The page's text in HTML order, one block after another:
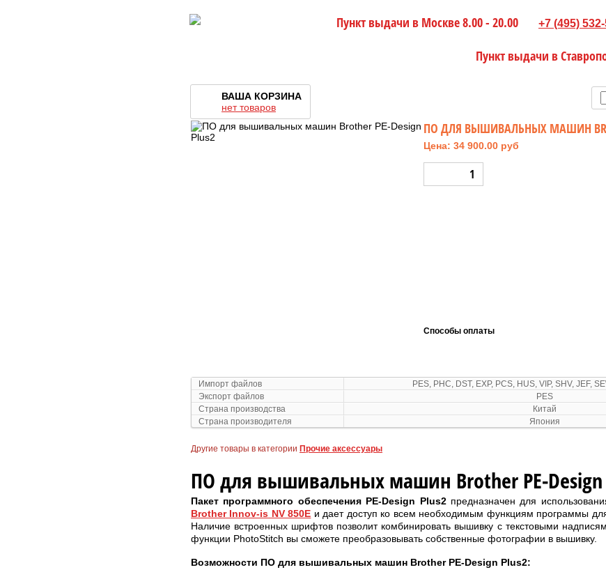
Пункт выдачи в Москве 8.00 - 20.00 +7 (495)
Пункт выдачи в
ВАША КОРЗИНА
нет товаров
ПО ДЛЯ ВЫШИВАЛЬНЫХ МАШИН
Цена: 34 900.00 руб
Способы оплаты
Импорт файлов
PES, PHC, DST, EXP, PCS, HUS, VIP, SHV, JEF,
Экспорт файлов
PES
Страна производства
Китай
Страна производителя
Япония
Другие товары в категории Прочие аксессуары
ПО для вышивальных машин Brother PE-Design
Пакет программного обеспечения PE-Design Plus2предназначен для
Brother Innov-is NV 850E и дает доступ ко всем необходимым функциям программы
Наличие встроенных шрифтов позволит комбинировать вышивку с текстовыми
функции PhotoStitch вы сможете преобразовывать собственные фотографии в вышивку.
Возможности ПО для вышивальных машин Brother PE-Design Plus2: